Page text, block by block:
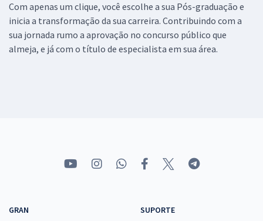
Com apenas um clique, você escolhe a sua Pós-graduação e
inicia a transformação da sua carreira. Contribuindo com a
sua jornada rumo a aprovação no concurso público que
almeja, e já com o título de especialista em sua área.
GRAN
SUPORTE